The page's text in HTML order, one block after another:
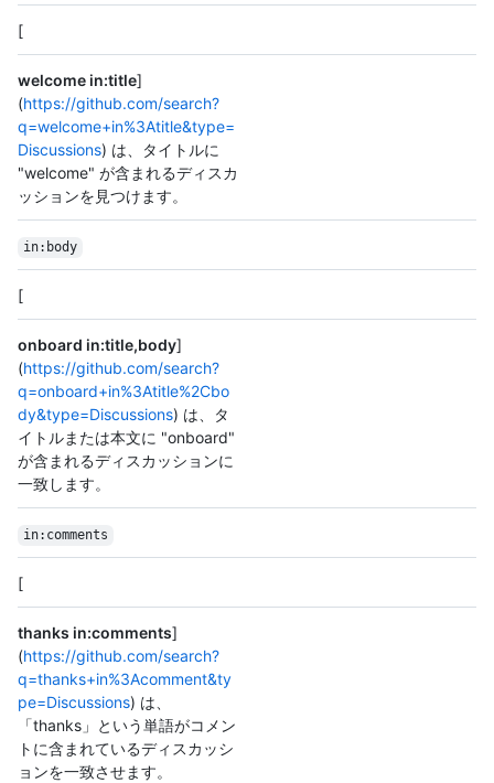
[
welcome in:title]
(https://github.com/search?
q=welcome+in%3Atitle&type=
Discussions) は、タイトルに
"welcome" が含まれるディスカ
ッションを見つけます。
in:body
[
onboard in:title,body]
(https://github.com/search?
q=onboard+in%3Atitle%2Cbo
dy&type=Discussions) は、タ
イトルまたは本文に "onboard"
が含まれるディスカッションに
一致します。
in:comments
[
thanks in:comments]
(https://github.com/search?
q=thanks+in%3Acomment&ty
pe=Discussions) は、
「thanks」という単語がコメン
トに含まれているディスカッシ
ョンを一致させます。